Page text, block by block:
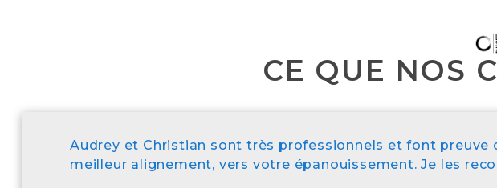
CE QUE NOS
Audrey et Christian sont très professionnels et font preuve
meilleur alignement, vers votre épanouissement. Je les